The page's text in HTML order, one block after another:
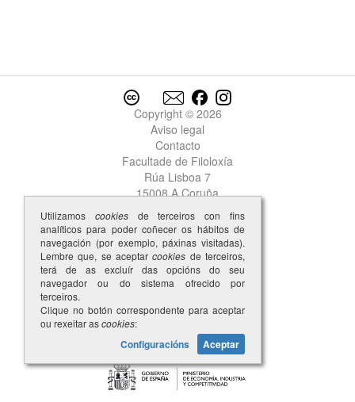
Copyright © 2026
Aviso legal
Contacto
Facultade de Filoloxía
Rúa Lisboa 7
15008 A Coruña
Utilizamos cookiesde terceiros con fins
analíticos para poder coñecer os hábitos de
navegación (por exemplo, páxinas visitadas).
Lembre que, se aceptarcookies de terceiros,
terá de as excluír das opcións do seu
navegador ou do sistema ofrecido por
terceiros.
Clique no botón correspondente para aceptar
ou rexeitar ascookies:
Configuracións Aceptar